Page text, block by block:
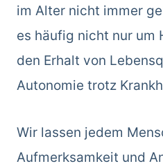
im Alter nicht immer
es häufig nicht nur um
den Erhalt von
Autonomie trotz
Wir lassen jedem
Aufmerksamkeit und